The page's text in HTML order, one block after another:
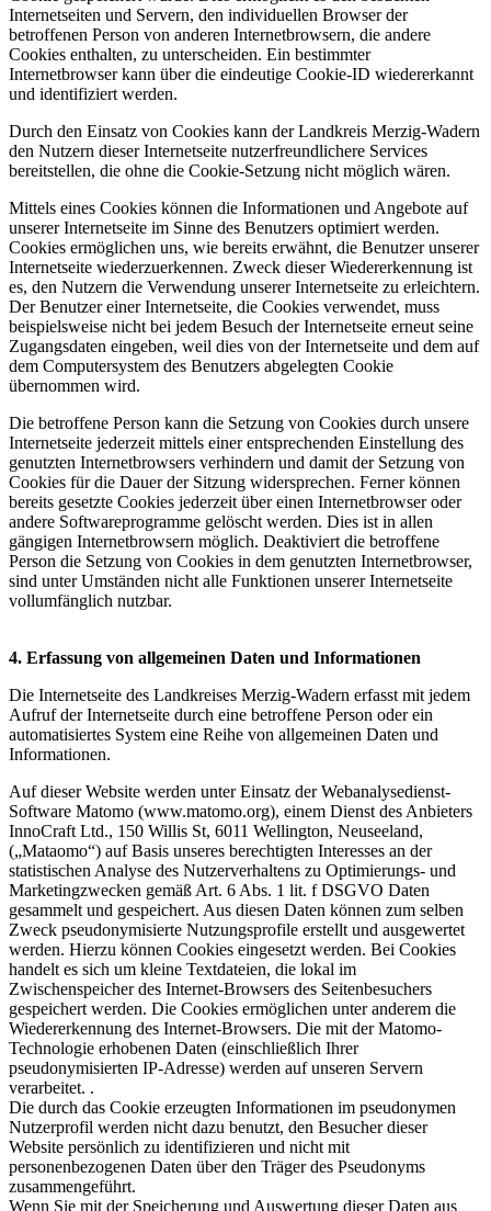
Internetseiten und Servern, den individuellen Browser der
betroffenen Person von anderen Internetbrowsern, die andere
Cookies enthalten, zu unterscheiden. Ein bestimmter
Internetbrowser kann über die eindeutige Cookie-ID wiedererkannt
und identifiziert werden.
Durch den Einsatz von Cookies kann der Landkreis Merzig-Wadern
den Nutzern dieser Internetseite nutzerfreundlichere Services
bereitstellen, die ohne die Cookie-Setzung nicht möglich wären.
Mittels eines Cookies können die Informationen und Angebote auf
unserer Internetseite im Sinne des Benutzers optimiert werden.
Cookies ermöglichen uns, wie bereits erwähnt, die Benutzer unserer
Internetseite wiederzuerkennen. Zweck dieser Wiedererkennung ist
es, den Nutzern die Verwendung unserer Internetseite zu erleichtern.
Der Benutzer einer Internetseite, die Cookies verwendet, muss
beispielsweise nicht bei jedem Besuch der Internetseite erneut seine
Zugangsdaten eingeben, weil dies von der Internetseite und dem auf
dem Computersystem des Benutzers abgelegten Cookie
übernommen wird.
Die betroffene Person kann die Setzung von Cookies durch unsere
Internetseite jederzeit mittels einer entsprechenden Einstellung des
genutzten Internetbrowsers verhindern und damit der Setzung von
Cookies für die Dauer der Sitzung widersprechen. Ferner können
bereits gesetzte Cookies jederzeit über einen Internetbrowser oder
andere Softwareprogramme gelöscht werden. Dies ist in allen
gängigen Internetbrowsern möglich. Deaktiviert die betroffene
Person die Setzung von Cookies in dem genutzten Internetbrowser,
sind unter Umständen nicht alle Funktionen unserer Internetseite
vollumfänglich nutzbar.
4. Erfassung von allgemeinen Daten und Informationen
Die Internetseite des Landkreises Merzig-Wadern erfasst mit jedem
Aufruf der Internetseite durch eine betroffene Person oder ein
automatisiertes System eine Reihe von allgemeinen Daten und
Informationen.
Auf dieser Website werden unter Einsatz der Webanalysedienst-
Software Matomo (www.matomo.org), einem Dienst des Anbieters
InnoCraft Ltd., 150 Willis St, 6011 Wellington, Neuseeland,
(„Mataomo“) auf Basis unseres berechtigten Interesses an der
statistischen Analyse des Nutzerverhaltens zu Optimierungs- und
Marketingzwecken gemäß Art. 6 Abs. 1 lit. f DSGVO Daten
gesammelt und gespeichert. Aus diesen Daten können zum selben
Zweck pseudonymisierte Nutzungsprofile erstellt und ausgewertet
werden. Hierzu können Cookies eingesetzt werden. Bei Cookies
handelt es sich um kleine Textdateien, die lokal im
Zwischenspeicher des Internet-Browsers des Seitenbesuchers
gespeichert werden. Die Cookies ermöglichen unter anderem die
Wiedererkennung des Internet-Browsers. Die mit der Matomo-
Technologie erhobenen Daten (einschließlich Ihrer
pseudonymisierten IP-Adresse) werden auf unseren Servern
verarbeitet. .
Die durch das Cookie erzeugten Informationen im pseudonymen
Nutzerprofil werden nicht dazu benutzt, den Besucher dieser
Website persönlich zu identifizieren und nicht mit
personenbezogenen Daten über den Träger des Pseudonyms
zusammengeführt.
Wenn Sie mit der Speicherung und Auswertung dieser Daten aus